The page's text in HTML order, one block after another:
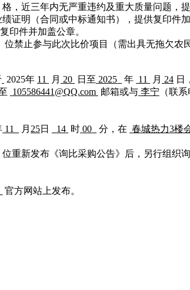
，近三年内无严重违约及重大质量问题，
证明（合同或中标通知书），提供复印件加
印件并加盖公章。
禁止参与此次比价项目（需出具无拖欠农
2025年 11 月 20 日至 2025 年 11 月 24 日
105586441@QQ.com 邮箱或与 李宁（联系
11 月 25日 14 时 00 分，在 春城热力3楼
重新发布《询比采购公告》后，另行组织询
官方网站上发布。